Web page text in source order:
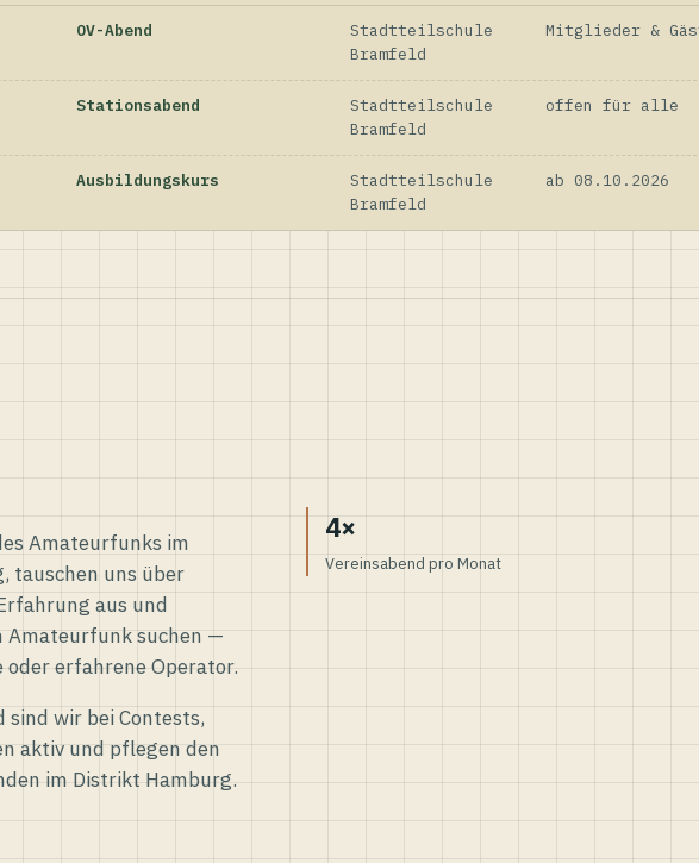
OV-Abend
Stadtteilschule
Bramfeld
Mitglieder &
Stationsabend
Stadtteilschule
Bramfeld
offen für alle
Ausbildungskurs
Stadtteilschule
Bramfeld
ab 08.10.2026
Amateurfunks im
tauschen uns über
aus und
Amateurfunk suchen —
erfahrene Operator.
sind wir bei Contests,
aktiv und pflegen den
im Distrikt Hamburg.
4×
Vereinsabend pro Monat